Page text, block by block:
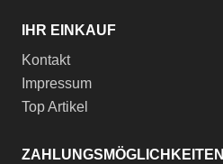
IHR EINKAUF
Kontakt
Impressum
Top Artikel
ZAHLUNGSMÖGLICHKEITEN